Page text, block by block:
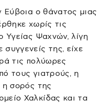
Εύβοια ο θάνατος μιας
χωρίς τις
Υγείας Ψαχνών, λίγη
της, είχε
τις πολύωρες
τους γιατρούς, η
σορός της
Χαλκίδας και τα